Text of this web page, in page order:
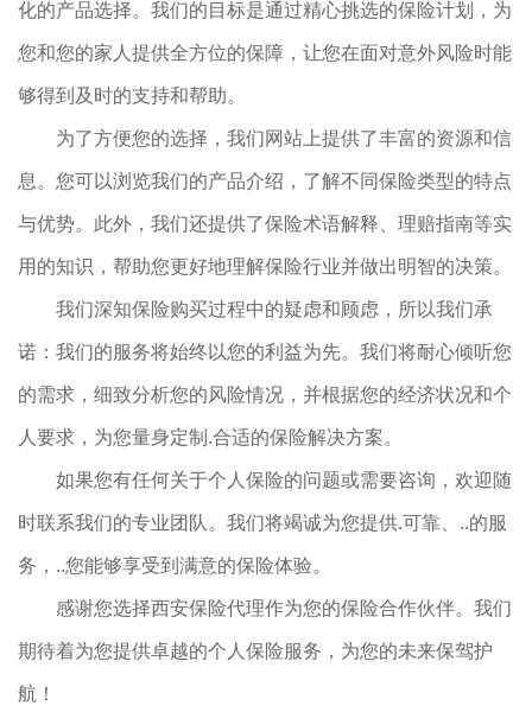
化的产品选择。我们的目标是通过精心挑选的保险计划，为
您和您的家人提供全方位的保障，让您在面对意外风险时能
够得到及时的支持和帮助。
为了方便您的选择，我们网站上提供了丰富的资源和信
息。您可以浏览我们的产品介绍，了解不同保险类型的特点
与优势。此外，我们还提供了保险术语解释、理赔指南等实
用的知识，帮助您更好地理解保险行业并做出明智的决策。
我们深知保险购买过程中的疑虑和顾虑，所以我们承
诺：我们的服务将始终以您的利益为先。我们将耐心倾听您
的需求，细致分析您的风险情况，并根据您的经济状况和个
人要求，为您量身定制.合适的保险解决方案。
如果您有任何关于个人保险的问题或需要咨询，欢迎随
时联系我们的专业团队。我们将竭诚为您提供.可靠、..的服
务，..您能够享受到满意的保险体验。
感谢您选择西安保险代理作为您的保险合作伙伴。我们
期待着为您提供卓越的个人保险服务，为您的未来保驾护
航！